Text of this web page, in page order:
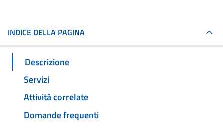
INDICE DELLA PAGINA
Descrizione
Servizi
Attività correlate
Domande frequenti